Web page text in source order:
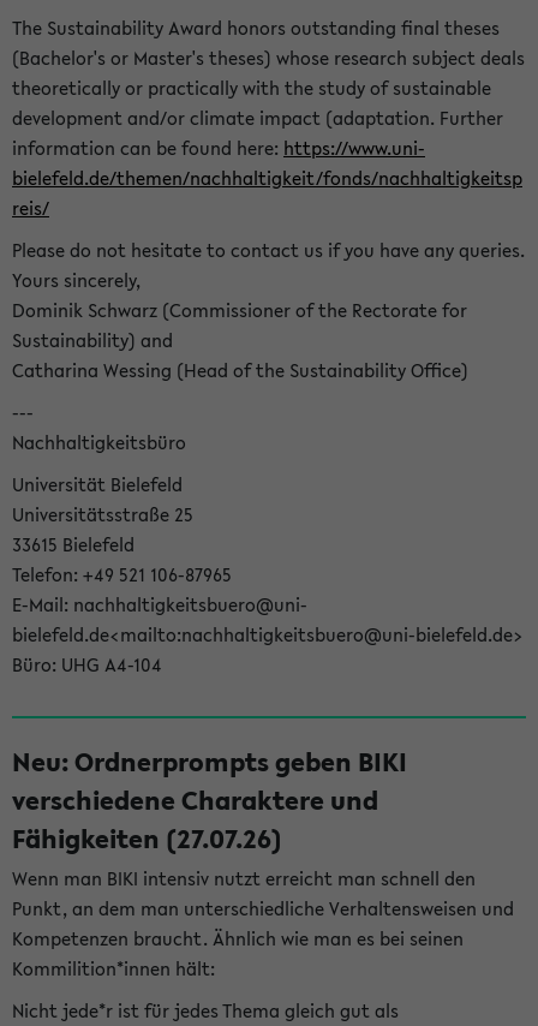
The Sustainability Award honors outstanding final theses
(Bachelor's or Master's theses) whose research subject deals
theoretically or practically with the study of sustainable
development and/or climate impact (adaptation. Further
information can be found here: https://www.uni-
bielefeld.de/themen/nachhaltigkeit/fonds/nachhaltigkeitsp
reis/
Please do not hesitate to contact us if you have any queries.
Yours sincerely,
Dominik Schwarz (Commissioner of the Rectorate for
Sustainability) and
Catharina Wessing (Head of the Sustainability Office)
---
Nachhaltigkeitsbüro
Universität Bielefeld
Universitätsstraße 25
33615 Bielefeld
Telefon: +49 521 106-87965
E-Mail: nachhaltigkeitsbuero@uni-
bielefeld.de<mailto:nachhaltigkeitsbuero@uni-bielefeld.de>
Büro: UHG A4-104
Neu: Ordnerprompts geben BIKI
verschiedene Charaktere und
Fähigkeiten (27.07.26)
Wenn man BIKI intensiv nutzt erreicht man schnell den
Punkt, an dem man unterschiedliche Verhaltensweisen und
Kompetenzen braucht. Ähnlich wie man es bei seinen
Kommilition*innen hält:
Nicht jede*r ist für jedes Thema gleich gut als